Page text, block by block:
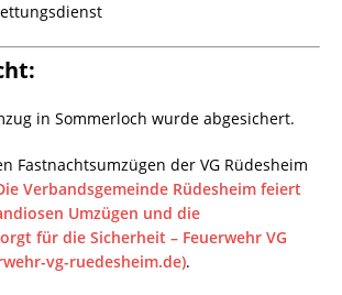
in Sommerloch wurde abgesichert.
Fastnachtsumzügen der VG Rüdesheim
Verbandsgemeinde Rüdesheim feiert
Umzügen und die
für die Sicherheit – Feuerwehr VG
vg-ruedesheim.de).